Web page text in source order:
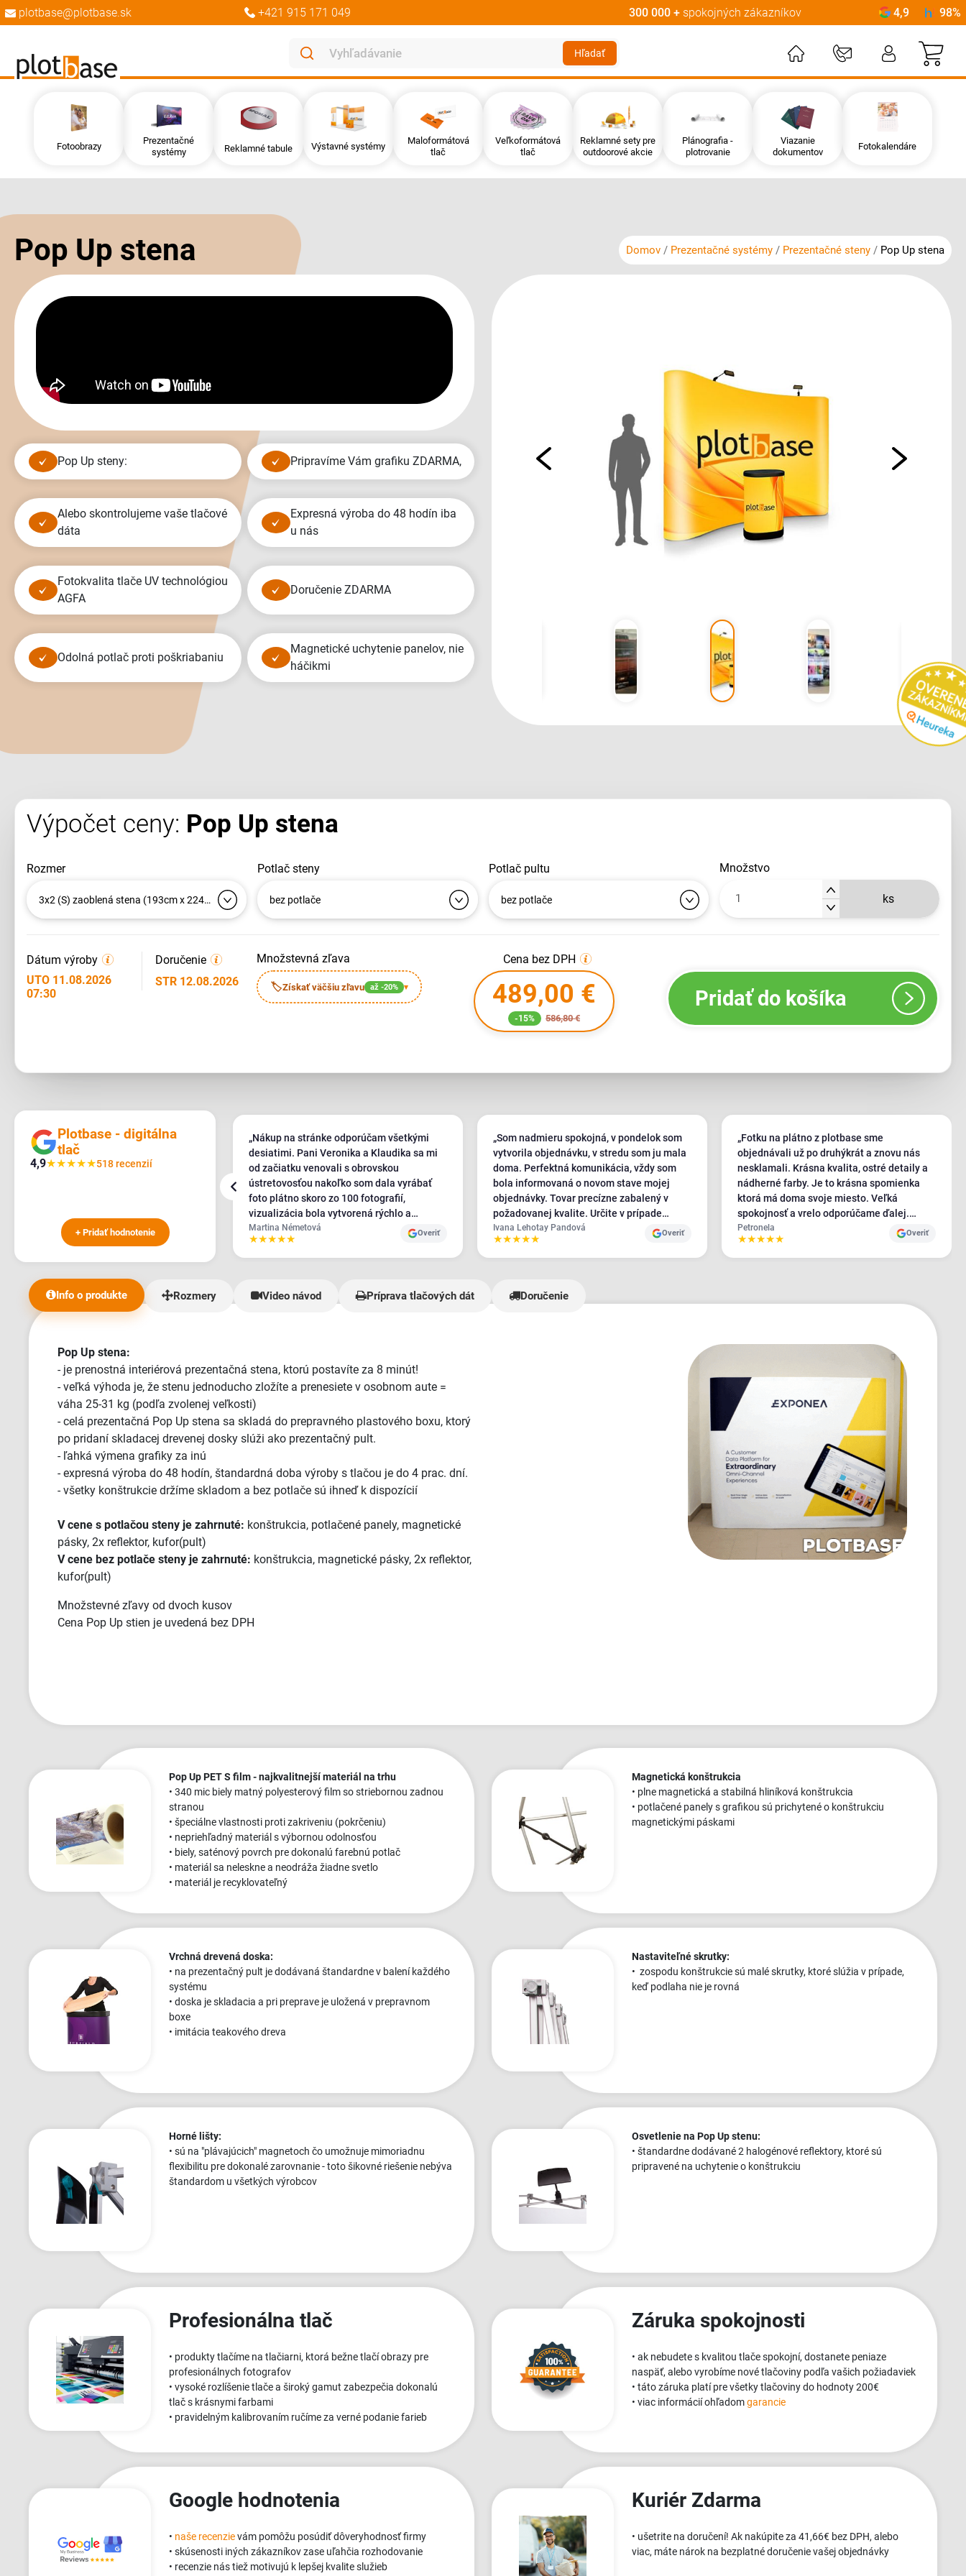
plotbase@plotbase.sk +421 915 171 049 300 000 + spokojných zákazníkov 4,9 98%
Hľadať
Fotoobrazy
Prezentačné
systémy
Reklamné tabule Výstavné systémy
Maloformátová
tlač
Veľkoformátová
tlač
Reklamné sety pre
outdoorové akcie
Plánografia -
plotrovanie
Viazanie
dokumentov
Fotokalendáre
galérie
obrázkov
Pop Up stena Domov Prezentačné systémy Prezentačné steny Pop Up stena
Pop Up steny: pripravíme Vám grafiku ZDARMA,
alebo skontrolujeme vaše tlačové
dáta
expresná výroba do 48 hodín iba
u nás
fotokvalita tlače UV technológiou
AGFA
doručenie ZDARMA
odolná potlač proti poškriabaniu
magnetické uchytenie panelov, nie
háčikmi
galérie
obrázkov
Výpočet ceny: Pop Up stena
rozmer
3x2 (S) zaoblená stena (193cm x 224cm)
potlač steny
bez potlače
potlač pultu
bez potlače
množstvo
ks
Dátum výroby
UTO 11.08.2026
07:30
Doručenie
STR 12.08.2026
množstevná zľava
🏷Získať väčšiu zľavu až -20% ▾
Cena bez DPH
489,00 €
-15% 586,80 €
Pridať do košíka
Plotbase - digitálna
tlač
4,9★★★★★518 recenzií
+ Pridať hodnotenie
„Veľmi krásne a kvalitné spracovanie
obrazu😊 Mala som obavy pred doručením
nakoľko obraz je väčší a foto bola fotená
Nikola Bachratá
„Nákup na stránke odporúčam všetkými
desiatimi. Pani Veronika a Klaudika sa mi
od začiatku venovali s obrovskou
ústretovosťou nakoľko som dala vyrábať
foto plátno skoro zo 100 fotografií,
vizualizácia bola vytvorená rýchlo a
kvalitne presne podľa požiadaviek. Aj keď
výroba plátna sa oficiálne mala vykonať až
po dátume kedy som plátno potrebovala,
odoslali moju objednávku na moje
požiadanie. Veľmi si to vážim a cením.
som tu nenakupovala naposledy. A ešte raz
Vám dievčatá veľmi pekne ďakujem, hlavne
pani Klaudii ktorá mi pomohla aby mi bolo
doručené plátno na čas. Teším sa na ďalšiu
spoluprácu. ♥ Veľmi spokojná zákazníčka."
Martina Németová
★★★★★ Overiť
„Som nadmieru spokojná, v pondelok som
vytvorila objednávku, v stredu som ju mala
doma. Perfektná komunikácia, vždy som
bola informovaná o novom stave mojej
objednávky. Tovar precízne zabalený v
požadovanej kvalite. Určite v prípade
potreby objednám z tejto firmy znova. :)"
Ivana Lehotay Pandová
★★★★★ Overiť
„Fotku na plátno z plotbase sme
objednávali už po druhýkrát a znovu nás
nesklamali. Krásna kvalita, ostré detaily a
nádherné farby. Je to krásna spomienka
ktorá má doma svoje miesto. Veľká
spokojnosť a vrelo odporúčame ďalej.
Ďakujeme."
Petronela
★★★★★ Overiť
Info o produkte Rozmery Video návod Príprava tlačových dát Doručenie
Pop Up stena:
- je prenostná interiérová prezentačná stena, ktorú postavíte za 8 minút!
- veľká výhoda je, že stenu jednoducho zložíte a prenesiete v osobnom aute =
váha 25-31 kg (podľa zvolenej veľkosti)
- celá prezentačná Pop Up stena sa skladá do prepravného plastového boxu, ktorý
po pridaní skladacej drevenej dosky slúži ako prezentačný pult.
- ľahká výmena grafiky za inú
- expresná výroba do 48 hodín, štandardná doba výroby s tlačou je do 4 prac. dní.
- všetky konštrukcie držíme skladom a bez potlače sú ihneď k dispozícií
V cene s potlačou steny je zahrnuté: konštrukcia, potlačené panely, magnetické
pásky, 2x reflektor, kufor(pult)
V cene bez potlače steny je zahrnuté: konštrukcia, magnetické pásky, 2x reflektor,
kufor(pult)
Množstevné zľavy od dvoch kusov
Cena Pop Up stien je uvedená bez DPH
Pop Up PET S film - najkvalitnejší materiál na trhu
• 340 mic biely matný polyesterový film so striebornou zadnou
stranou
• špeciálne vlastnosti proti zakriveniu (pokrčeniu)
• nepriehľadný materiál s výbornou odolnosťou
• biely, saténový povrch pre dokonalú farebnú potlač
• materiál sa neleskne a neodráža žiadne svetlo
• materiál je recyklovateľný
Magnetická konštrukcia
• plne magnetická a stabilná hliníková konštrukcia
• potlačené panely s grafikou sú prichytené o konštrukciu
magnetickými páskami
Vrchná drevená doska:
• na prezentačný pult je dodávaná štandardne v balení každého
systému
• doska je skladacia a pri preprave je uložená v prepravnom
boxe
• imitácia teakového dreva
Nastaviteľné skrutky:
• zospodu konštrukcie sú malé skrutky, ktoré slúžia v prípade,
keď podlaha nie je rovná
Horné lišty:
• sú na "plávajúcich" magnetoch čo umožnuje mimoriadnu
flexibilitu pre dokonalé zarovnanie - toto šikovné riešenie nebýva
štandardom u všetkých výrobcov
Osvetlenie na Pop Up stenu:
• štandardne dodávané 2 halogénové reflektory, ktoré sú
pripravené na uchytenie o konštrukciu
Profesionálna tlač
• produkty tlačíme na tlačiarni, ktorá bežne tlačí obrazy pre
profesionálnych fotografov
• vysoké rozlíšenie tlače a široký gamut zabezpečia dokonalú
tlač s krásnymi farbami
• pravidelným kalibrovaním ručíme za verné podanie farieb
Záruka spokojnosti
• ak nebudete s kvalitou tlače spokojní, dostanete peniaze
naspäť, alebo vyrobíme nové tlačoviny podľa vašich požiadaviek
• táto záruka platí pre všetky tlačoviny do hodnoty 200€
• viac informácií ohľadomgarancie
Google hodnotenia
• naše recenzievám pomôžu posúdiť dôveryhodnosť firmy
• skúsenosti iných zákazníkov zase uľahčia rozhodovanie
• recenzie nás tiež motivujú k lepšej kvalite služieb
Kuriér Zdarma
• ušetrite na doručení! Ak nakúpite za 41,66€ bez DPH, alebo
viac, máte nárok na bezplatné doručenie vašej objednávky